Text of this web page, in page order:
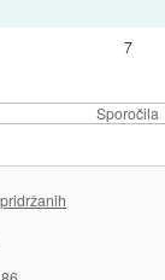
Sporočila
7